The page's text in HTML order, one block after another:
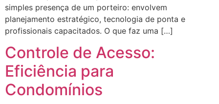
simples presença de um porteiro: envolvem
planejamento estratégico, tecnologia de ponta e
profissionais capacitados. O que faz uma […]
Controle de Acesso:
Eficiência para
Condomínios